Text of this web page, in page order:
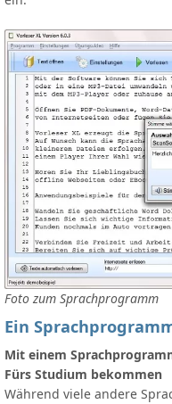
Foto zum Sprachprogramm
Ein
Mit einem
Fürs Studium bekommen
Während viele andere